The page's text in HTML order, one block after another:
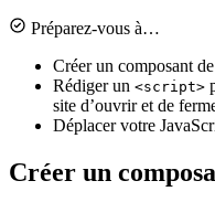
Préparez-vous à…
Créer un composant
Rédiger un <script>
site d’ouvrir et de
Déplacer votre
Créer un